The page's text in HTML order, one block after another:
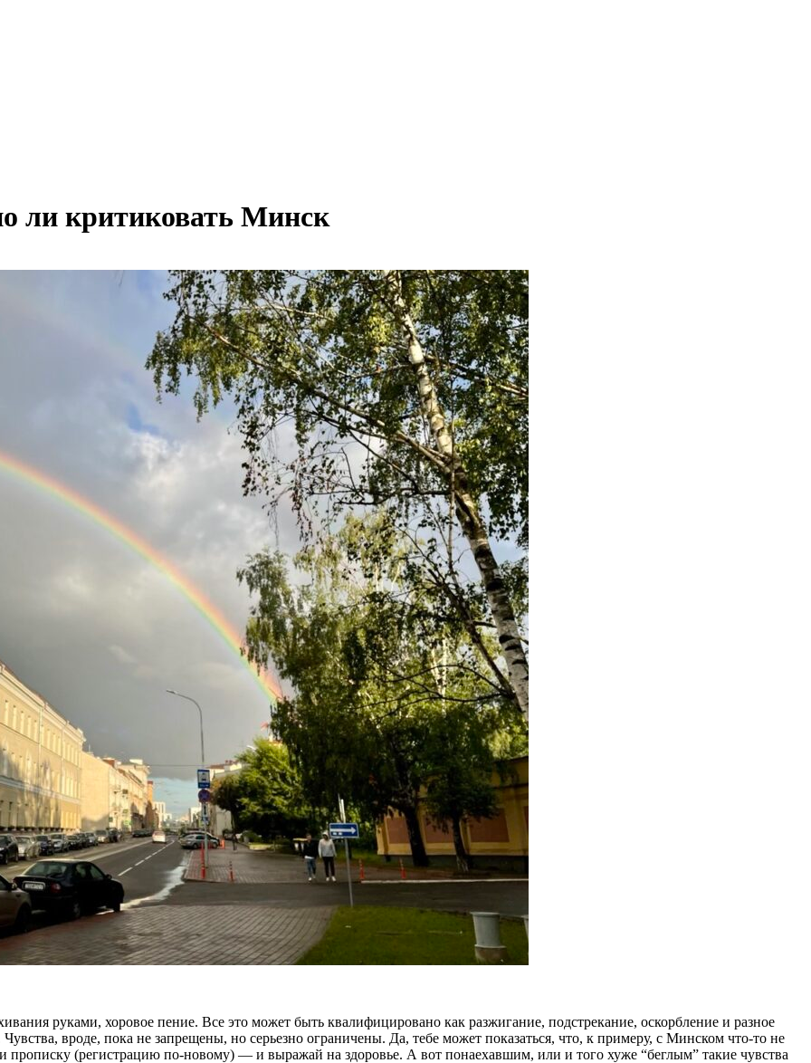
ли критиковать Минск
руками, хоровое пение. Все это может быть квалифицировано как разжигание, подстрекание, оскорбление и разное
вроде, пока не запрещены, но серьезно ограничены. Да, тебе может показаться, что, к примеру, с Минском что-то не
прописку (регистрацию по-новому) — и выражай на здоровье. А вот понаехавшим, или и того хуже “беглым” такие чувства